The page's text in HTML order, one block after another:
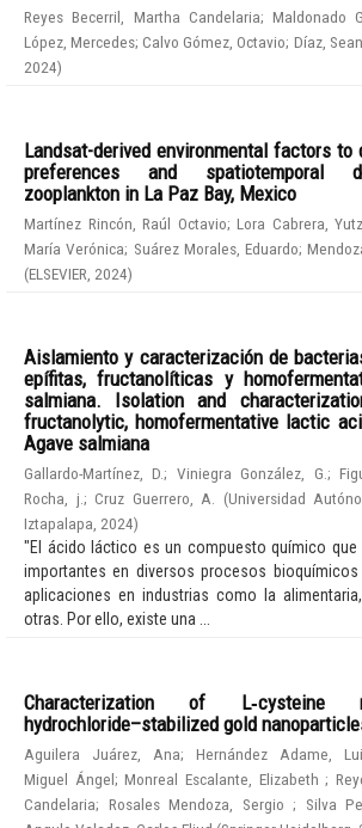
Reyes Becerril, Martha Candelaria;Maldonado
López, Mercedes;Calvo Gómez, Octavio; Díaz,
2024)
Landsat-derived environmental factors to
preferences and spatiotemporal
zooplankton in La Paz Bay, Mexico
Martínez Rincón, Raúl Octavio; Lora Cabrera,
María Verónica; Suárez Morales, Eduardo;
(ELSEVIER 2024)
Aislamiento y caracterización de
epífitas, fructanolíticas y
salmiana. Isolation and
fructanolytic, homofermentative lactic
Agave salmiana
Gallardo-Martínez, D.; Viniegra González, G. ;
Rocha, j. ;Cruz Guerrero, A. (Universidad
Iztapalapa 2024)
"El ácido láctico es un compuesto químico
importantes en diversos procesos
aplicaciones en industrias como la
otras. Por ello, existe una ...
Characterization of L‑cysteine
hydrochloride–stabilized gold
Aguilera Juárez, Ana; Hernández Adame,
Miguel Ángel;Monreal Escalante, Elizabeth;
Candelaria; Rosales Mendoza, Sergio; Silva